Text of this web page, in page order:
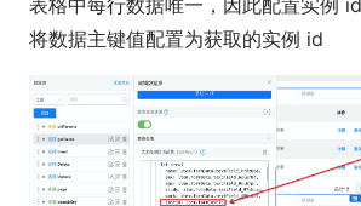
表格中每行数据唯一，因此配置实例
将数据主键值配置为获取的实例 id